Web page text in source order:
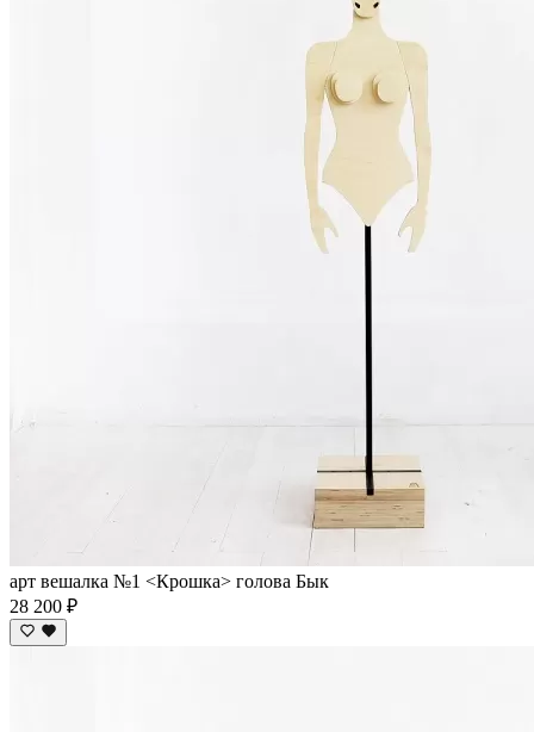
арт вешалка №1 <Крошка> голова Бык
28 200 ₽